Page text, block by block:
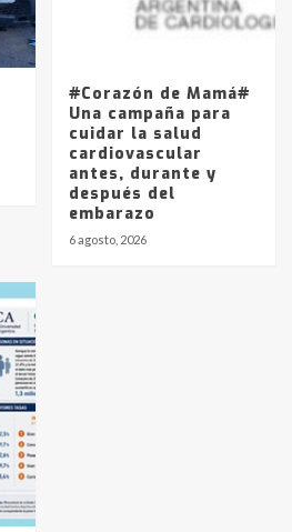
#Corazón de Mamá#
Una campaña para
cuidar la salud
cardiovascular
antes, durante y
después del
embarazo
6 agosto, 2026